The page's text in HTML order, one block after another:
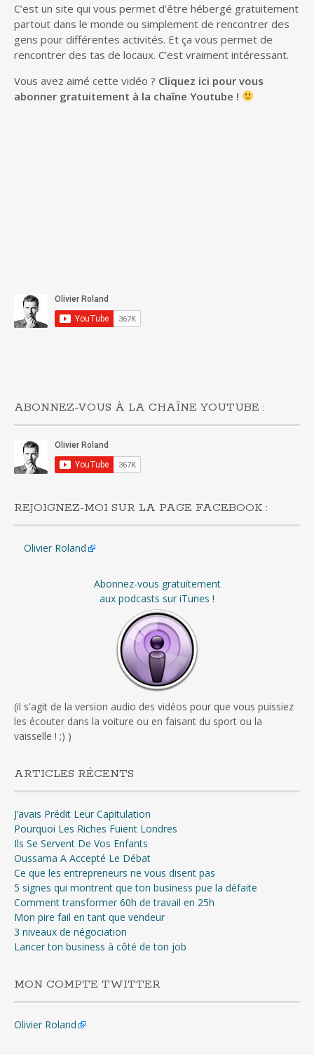
C’est un site qui vous permet d’être hébergé gratuitement
partout dans le monde ou simplement de rencontrer des
gens pour différentes activités. Et ça vous permet de
rencontrer des tas de locaux. C’est vraiment intéressant.
Vous avez aimé cette vidéo ? Cliquez ici pour vous
abonner gratuitement à la chaîne Youtube !
ABONNEZ-VOUS À LA CHAÎNE YOUTUBE :
REJOIGNEZ-MOI SUR LA PAGE FACEBOOK :
Olivier Roland
Abonnez-vous gratuitement
aux podcasts sur iTunes !
(il s'agit de la version audio des vidéos pour que vous puissiez
les écouter dans la voiture ou en faisant du sport ou la
vaisselle ! ;) )
ARTICLES RÉCENTS
J’avais Prédit Leur Capitulation
Pourquoi Les Riches Fuient Londres
Ils Se Servent De Vos Enfants
Oussama A Accepté Le Débat
Ce que les entrepreneurs ne vous disent pas
5 signes qui montrent que ton business pue la défaite
Comment transformer 60h de travail en 25h
Mon pire fail en tant que vendeur
3 niveaux de négociation
Lancer ton business à côté de ton job
MON COMPTE TWITTER
Olivier Roland